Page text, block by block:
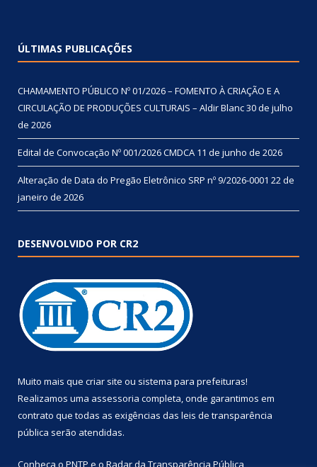
ÚLTIMAS PUBLICAÇÕES
CHAMAMENTO PÚBLICO Nº 01/2026 – FOMENTO À CRIAÇÃO E A
CIRCULAÇÃO DE PRODUÇÕES CULTURAIS – Aldir Blanc30 de julho
de 2026
Edital de Convocação Nº 001/2026 CMDCA 11 de junho de 2026
Alteração de Data do Pregão Eletrônico SRP nº 9/2026-0001 22 de
janeiro de 2026
DESENVOLVIDO POR CR2
Muito mais que criar site ou sistema para prefeituras!
Realizamos uma assessoria completa, onde garantimos em
contrato que todas as exigências das leis de transparência
pública serão atendidas.
Conheça o PNTP e o Radar da Transparência Pública